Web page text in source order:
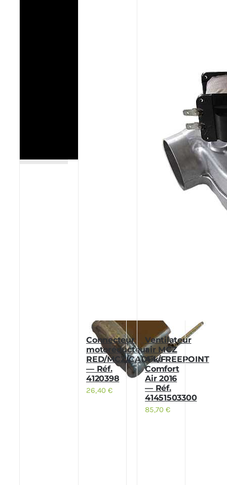
Connecteur
motoréducteur
RED/MCZ/CADEL/FREEPOINT
— Réf.
4120398
26,40€
Ventilateur
air MCZ
Aike
Comfort
Air 2016
— Réf.
41451503300
85,70€